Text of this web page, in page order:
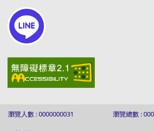
瀏覽人數 : 0000000031 瀏覽總數 :